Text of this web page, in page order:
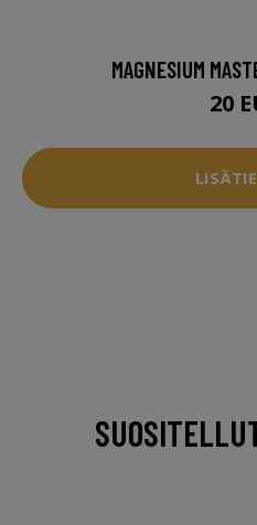
MAGNESIUM
20